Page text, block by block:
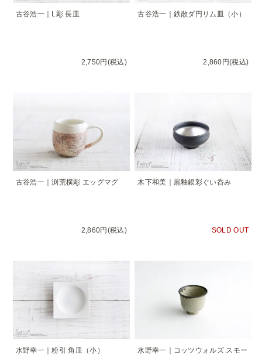
古谷浩一｜L彫 長皿
2,750円(税込)
古谷浩一｜鉄散ダ円リム皿（小）
2,860円(税込)
古谷浩一｜渕荒横彫 エッグマグ
2,860円(税込)
木下和美｜黒釉銀彩ぐい呑み
SOLD OUT
水野幸一｜粉引 角皿（小）
水野幸一｜コッツウォルズ スモー